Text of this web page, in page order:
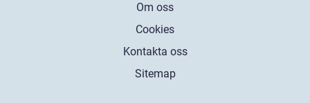
Om oss
Cookies
Kontakta oss
Sitemap